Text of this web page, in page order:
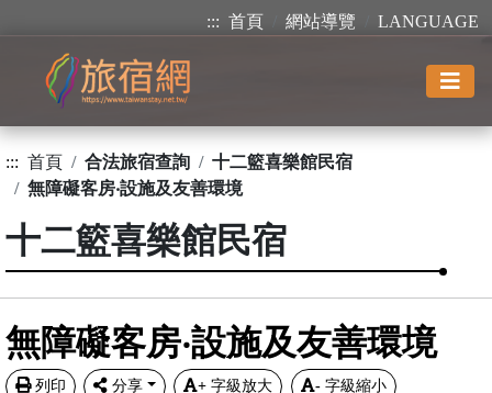
::: 首頁 網站導覽 LANGUAGE
::: 首頁 合法旅宿查詢
十二籃喜樂館民宿
無障礙客房‧設施及友善環境
十二籃喜樂館民宿
無障礙客房‧設施及友善環境
列印 分享 + 字級放大 - 字級縮小